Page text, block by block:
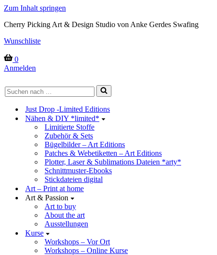
Zum Inhalt springen
Cherry Picking Art & Design Studio von Anke Gerdes Swafing
Wunschliste
Warenkorb
0
Anmelden
Suchen
nach …
Just Drop -Limited Editions
Nähen & DIY *limited*
Limitierte Stoffe
Zubehör & Sets
Bügelbilder – Art Editions
Patches & Webetiketten – Art Editions
Plotter, Laser & Sublimations Dateien *arty*
Schnittmuster-Ebooks
Stickdateien digital
Art – Print at home
Art & Passion
Art to buy
About the art
Ausstellungen
Kurse
Workshops – Vor Ort
Workshops – Online Kurse